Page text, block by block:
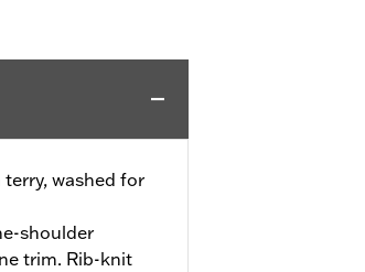
washed for
shoulder
trim. Rib-knit